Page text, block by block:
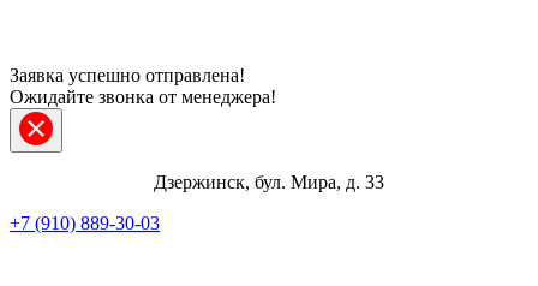
Заявка успешно отправлена!
Ожидайте звонка от менеджера!
Дзержинск, бул. Мира, д. 33
+7 (910) 889-30-03